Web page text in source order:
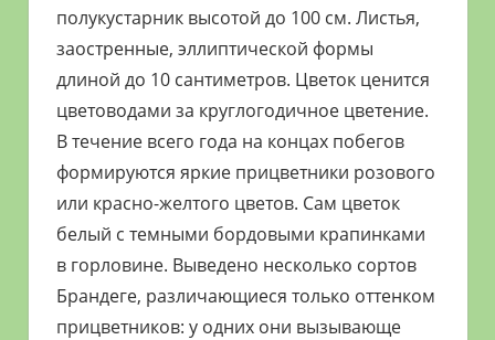
полукустарник высотой до 100 см. Листья,
заостренные, эллиптической формы
длиной до 10 сантиметров. Цветок ценится
цветоводами за круглогодичное цветение.
В течение всего года на концах побегов
формируются яркие прицветники розового
или красно-желтого цветов. Сам цветок
белый с темными бордовыми крапинками
в горловине. Выведено несколько сортов
Брандеге, различающиеся только оттенком
прицветников: у одних они вызывающе